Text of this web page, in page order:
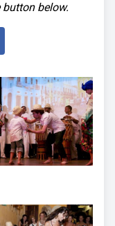
below.